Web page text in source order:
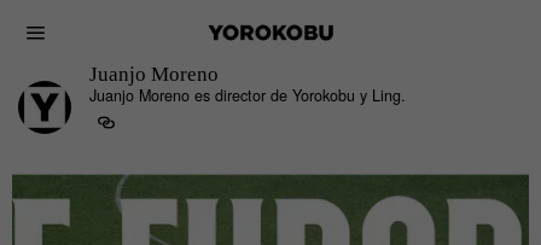
Juanjo Moreno
Juanjo Moreno es director de Yorokobu y Ling.